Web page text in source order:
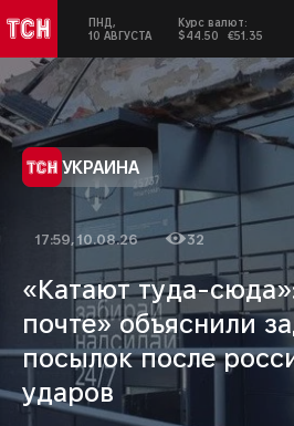
ТСНв социальных сетях
Сегодня:
ПНД,
10 АВГУСТА
Курс валют:
$44.50
€51.35
Украина
Категория
УКРАИНА
Дата публикации
17:59, 10.08.26
Количество просмотров
32
«Катают туда-
почте» объяснили
посылок после
ударов